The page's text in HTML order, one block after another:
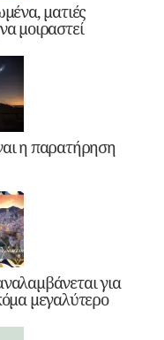
ματιές
μοιραστεί
η παρατήρηση
για
μεγαλύτερο